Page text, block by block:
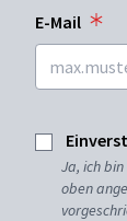
E-Mail
Ja, ich
oben